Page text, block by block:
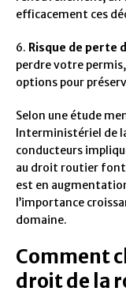
efficacement ces
6. Risque de perte
perdre votre
options pour
Selon une étude
Interministériel de
conducteurs
au droit routier font
est en
l’importance
domaine.
Comment
droit de la